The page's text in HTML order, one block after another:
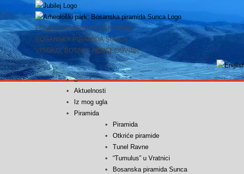
Skip
to
content
FONDACIJA ARHEOLOŠKI PARK:
BOSANSKA PIRAMIDA SUNCA
VISOKO, BOSNA I HERCEGOVINA
⌂
Aktuelnosti
Iz mog ugla
Piramida
Piramida
Otkriće piramide
Tunel Ravne
“Tumulus” u Vratnici
Bosanska piramida Sunca